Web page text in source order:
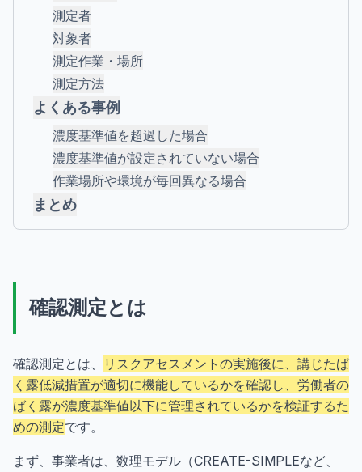
測定者
対象者
測定作業・場所
測定方法
よくある事例
濃度基準値を超過した場合
濃度基準値が設定されていない場合
作業場所や環境が毎回異なる場合
まとめ
確認測定とは
確認測定とは、
リスクアセスメントの実施後に、講じたば
く露低減措置が適切に機能しているかを確認し、労働者の
ばく露が濃度基準値以下に管理されているかを検証するた
めの測定です。
まず、事業者は、数理モデル（CREATE-SIMPLEなど、